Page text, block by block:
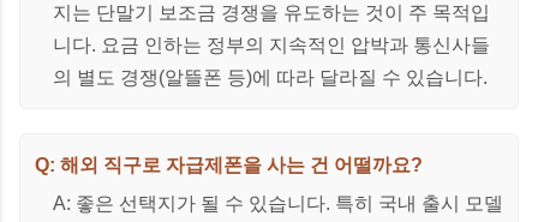
지는 단말기 보조금 경쟁을 유도하는 것이 주 목적입
니다. 요금 인하는 정부의 지속적인 압박과 통신사들
의 별도 경쟁(알뜰폰 등)에 따라 달라질 수 있습니다.
Q: 해외 직구로 자급제폰을 사는 건 어떨까요?
A: 좋은 선택지가 될 수 있습니다. 특히 국내 출시 모델